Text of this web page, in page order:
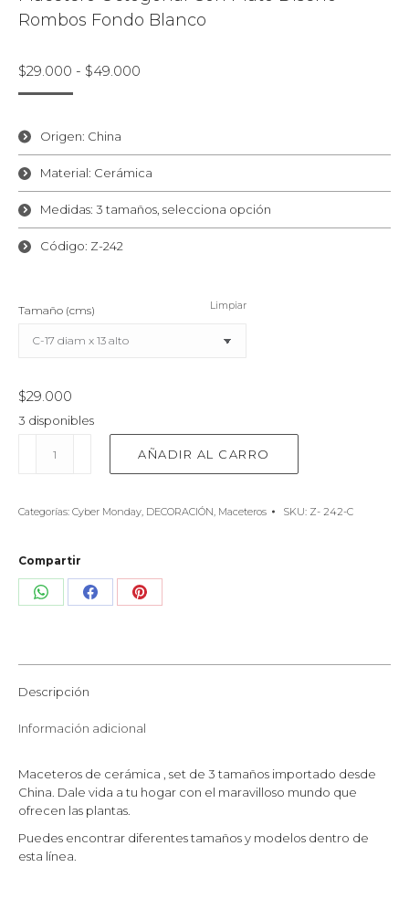
Rombos Fondo Blanco
$29.000 - $49.000
$29.000
hasta
$49.000
Origen: China
Material: Cerámica
Medidas: 3 tamaños, selecciona opción
Código: Z-242
Tamaño (cms) Limpiar
$29.000
3 disponibles
Octogonal
diseño
blanco
cantidad
AÑADIR AL CARRO
Categorías: Cyber Monday, DECORACIÓN, Maceteros SKU: Z- 242-C
Compartir
Share Share Share
Descripción
Información adicional
Maceteros de cerámica , set de 3 tamaños importado desde
China. Dale vida a tu hogar con el maravilloso mundo que
ofrecen las plantas.
Puedes encontrar diferentes tamaños y modelos dentro de
esta línea.